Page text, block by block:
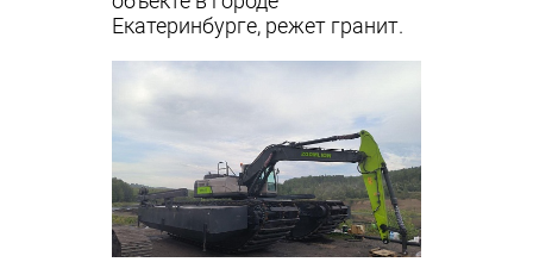
Екатеринбурге, режет гранит.